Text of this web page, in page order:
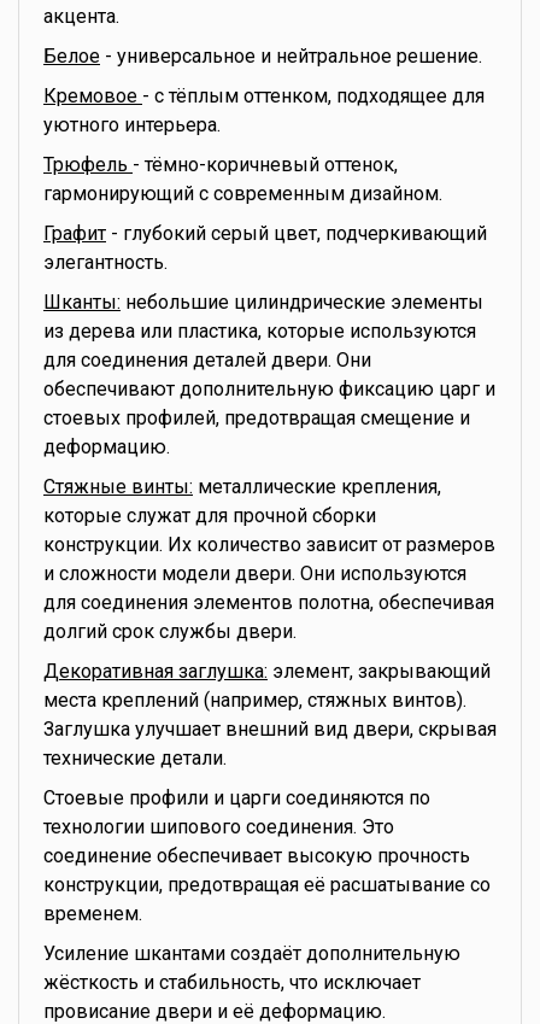
акцента.
Белое - универсальное и нейтральное решение.
Кремовое - с тёплым оттенком, подходящее для
уютного интерьера.
Трюфель - тёмно-коричневый оттенок,
гармонирующий с современным дизайном.
Графит - глубокий серый цвет, подчеркивающий
элегантность.
Шканты: небольшие цилиндрические элементы
из дерева или пластика, которые используются
для соединения деталей двери. Они
обеспечивают дополнительную фиксацию царг и
стоевых профилей, предотвращая смещение и
деформацию.
Стяжные винты: металлические крепления,
которые служат для прочной сборки
конструкции. Их количество зависит от размеров
и сложности модели двери. Они используются
для соединения элементов полотна, обеспечивая
долгий срок службы двери.
Декоративная заглушка: элемент, закрывающий
места креплений (например, стяжных винтов).
Заглушка улучшает внешний вид двери, скрывая
технические детали.
Стоевые профили и царги соединяются по
технологии шипового соединения. Это
соединение обеспечивает высокую прочность
конструкции, предотвращая её расшатывание со
временем.
Усиление шкантами создаёт дополнительную
жёсткость и стабильность, что исключает
провисание двери и её деформацию.